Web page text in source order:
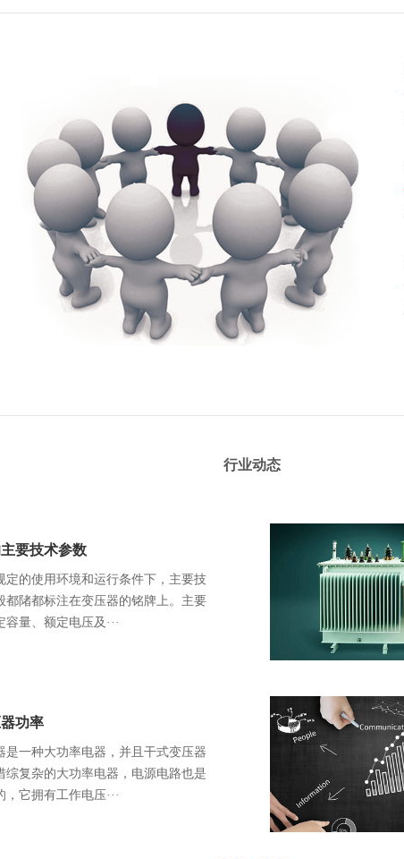
行业动态
要技术参数
定的使用环境和运行条件下，主要技
都陼都标注在变压器的铭牌上。主要
量、额定电压及···
功率
是一种大功率电器，并且干式变压器
综复杂的大功率电器，电源电路也是
它拥有工作电压···